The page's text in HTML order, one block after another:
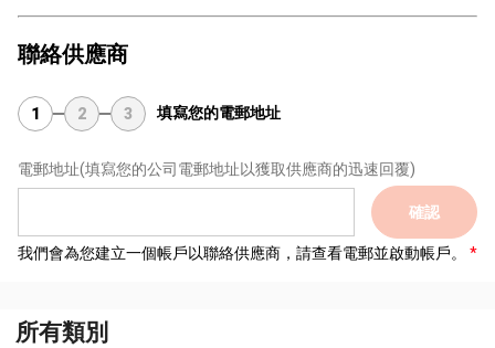
聯絡供應商
1 2 3 填寫您的電郵地址
電郵地址(填寫您的公司電郵地址以獲取供應商的迅速回覆)
確認
我們會為您建立一個帳戶以聯絡供應商，請查看電郵並啟動帳戶。
所有類別